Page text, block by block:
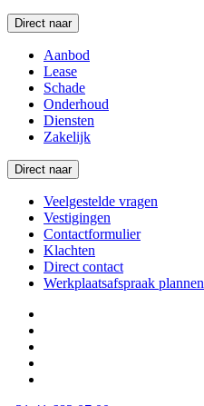
Direct naar
Aanbod
Lease
Schade
Onderhoud
Diensten
Zakelijk
Direct naar
Veelgestelde vragen
Vestigingen
Contactformulier
Klachten
Direct contact
Werkplaatsafspraak plannen